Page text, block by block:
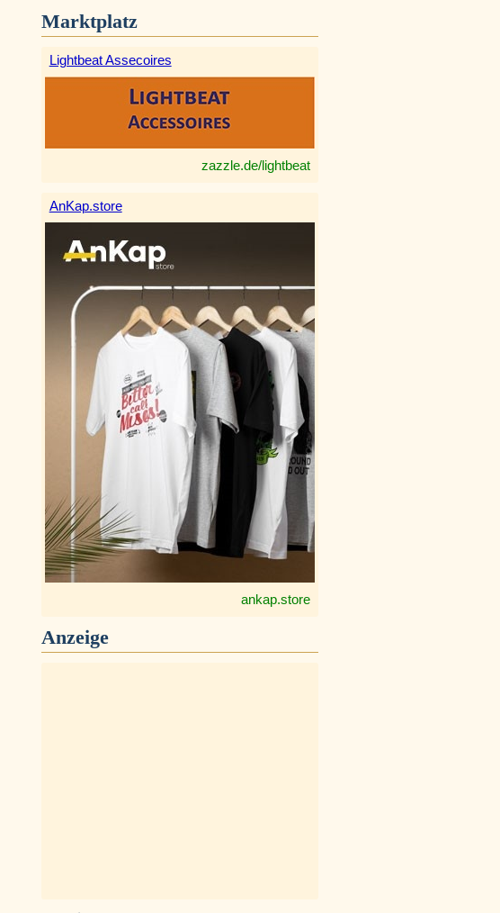
Marktplatz
Lightbeat Assecoires
zazzle.de/lightbeat
AnKap.store
ankap.store
Anzeige